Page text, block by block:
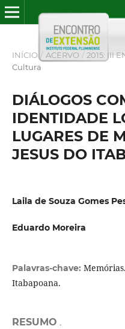
INÍCIO / ACERVO / 2015: III
Cultura
DIÁLOGOS
IDENTIDADE
LUGARES DE
JESUS DO
Laila de Souza Gomes
Eduardo Moreira
Palavras-chave:
Itabapoana.
RESUMO .